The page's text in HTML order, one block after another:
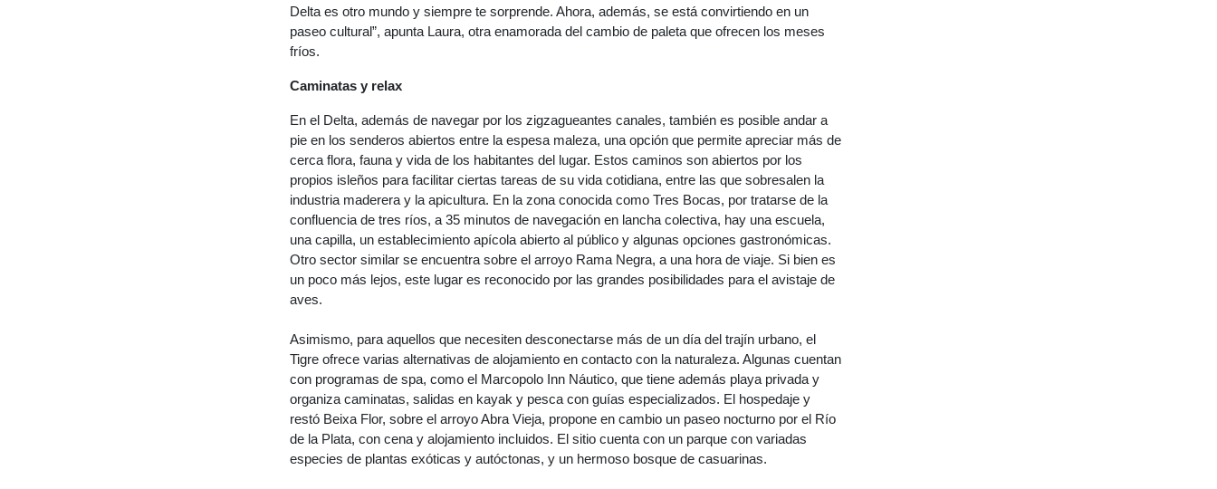
Delta es otro mundo y siempre te sorprende. Ahora, además, se está convirtiendo en un
paseo cultural”, apunta Laura, otra enamorada del cambio de paleta que ofrecen los meses
fríos.
Caminatas y relax
En el Delta, además de navegar por los zigzagueantes canales, también es posible andar a
pie en los senderos abiertos entre la espesa maleza, una opción que permite apreciar más de
cerca flora, fauna y vida de los habitantes del lugar. Estos caminos son abiertos por los
propios isleños para facilitar ciertas tareas de su vida cotidiana, entre las que sobresalen la
industria maderera y la apicultura. En la zona conocida como Tres Bocas, por tratarse de la
confluencia de tres ríos, a 35 minutos de navegación en lancha colectiva, hay una escuela,
una capilla, un establecimiento apícola abierto al público y algunas opciones gastronómicas.
Otro sector similar se encuentra sobre el arroyo Rama Negra, a una hora de viaje. Si bien es
un poco más lejos, este lugar es reconocido por las grandes posibilidades para el avistaje de
aves.
Asimismo, para aquellos que necesiten desconectarse más de un día del trajín urbano, el
Tigre ofrece varias alternativas de alojamiento en contacto con la naturaleza. Algunas cuentan
con programas de spa, como el Marcopolo Inn Náutico, que tiene además playa privada y
organiza caminatas, salidas en kayak y pesca con guías especializados. El hospedaje y
restó Beixa Flor, sobre el arroyo Abra Vieja, propone en cambio un paseo nocturno por el Río
de la Plata, con cena y alojamiento incluidos. El sitio cuenta con un parque con variadas
especies de plantas exóticas y autóctonas, y un hermoso bosque de casuarinas.